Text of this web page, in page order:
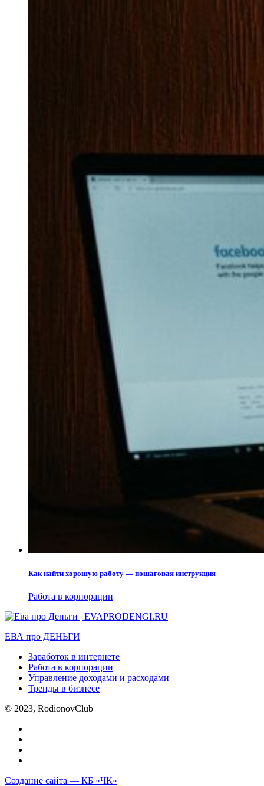
Как найти хорошую работу — пошаговая инструкция
Работа в корпорации
ЕВА про ДЕНЬГИ
Заработок в интернете
Работа в корпорации
Управление доходами и расходами
Тренды в бизнесе
© 2023, RodionovClub
Создание сайта — КБ «ЧК»